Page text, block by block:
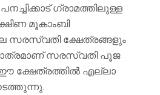
ഗ്രാമത്തിലുള്ള
മൂകാംബി
സരസ്വതി ക്ഷേത്രങ്ങളും
സരസ്വതി പൂജ
ഈ ക്ഷേത്രത്തിൽ എല്ലാ